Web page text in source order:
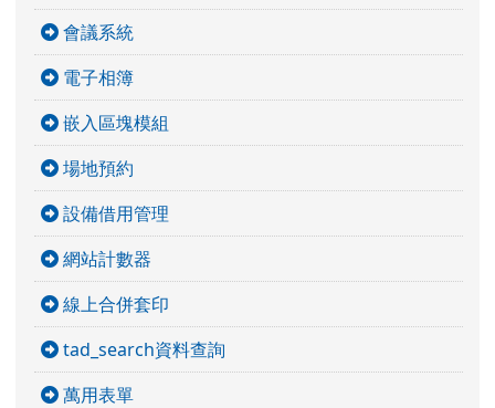
會議系統
電子相簿
嵌入區塊模組
場地預約
設備借用管理
網站計數器
線上合併套印
tad_search資料查詢
萬用表單